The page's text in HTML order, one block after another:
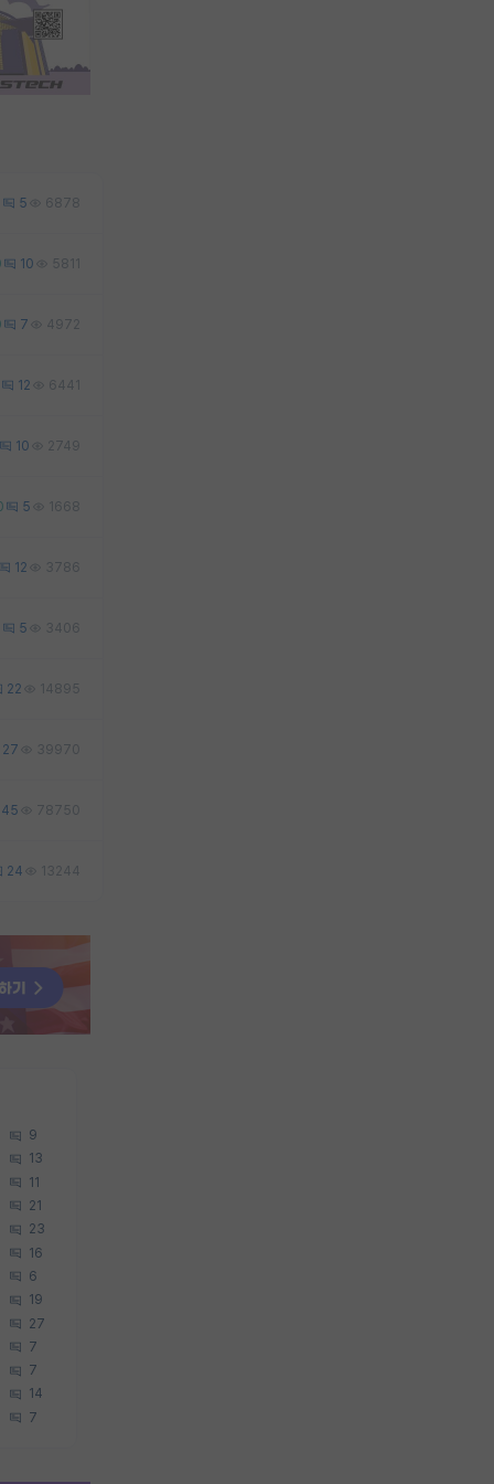
5 6878
10 5811
7 4972
12 6441
10 2749
5 1668
12 3786
5 3406
22 14895
27 39970
45 78750
24 13244
9
13
11
21
23
16
6
19
27
7
7
14
7